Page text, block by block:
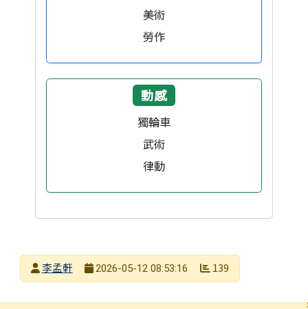
美術
勞作
動感
獨輪車
武術
律動
發布者
李孟軒
2026-05-12 08:53:16 139